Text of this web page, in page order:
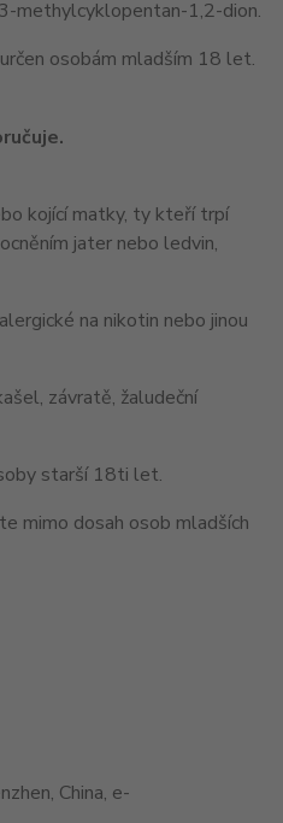
methylcyklopentan-1,2-dion.
osobám mladším 18 let.
kojící matky, ty kteří trpí
jater nebo ledvin,
na nikotin nebo jinou
závratě, žaludeční
starší 18ti let.
mimo dosah osob mladších
China, e-